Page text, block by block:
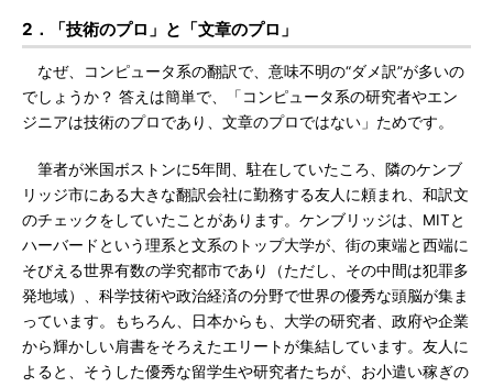
2．「技術のプロ」と「文章のプロ」
なぜ、コンピュータ系の翻訳で、意味不明の“ダメ訳”が多いの
でしょうか？ 答えは簡単で、「コンピュータ系の研究者やエン
ジニアは技術のプロであり、文章のプロではない」ためです。
筆者が米国ボストンに5年間、駐在していたころ、隣のケンブ
リッジ市にある大きな翻訳会社に勤務する友人に頼まれ、和訳文
のチェックをしていたことがあります。ケンブリッジは、MITと
ハーバードという理系と文系のトップ大学が、街の東端と西端に
そびえる世界有数の学究都市であり（ただし、その中間は犯罪多
発地域）、科学技術や政治経済の分野で世界の優秀な頭脳が集ま
っています。もちろん、日本からも、大学の研究者、政府や企業
から輝かしい肩書をそろえたエリートが集結しています。友人に
よると、そうした優秀な留学生や研究者たちが、お小遣い稼ぎの